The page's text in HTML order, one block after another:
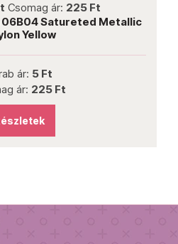
Csomag ár: 225 Ft
06B04 Satureted Metallic
Yellow
ár: 5 Ft
ár: 225 Ft